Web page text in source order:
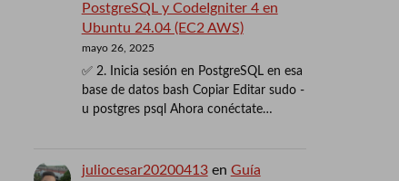
PostgreSQL y CodeIgniter 4 en
Ubuntu 24.04 (EC2 AWS)
mayo 26, 2025
✅ 2. Inicia sesión en PostgreSQL en esa
base de datos bash Copiar Editar sudo -
u postgres psql Ahora conéctate…
juliocesar20200413en Guía